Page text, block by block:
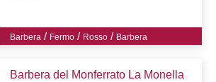
Barbera / Fermo / Rosso / Barbera
Barbera del Monferrato La Monella